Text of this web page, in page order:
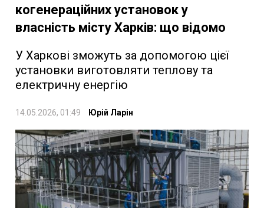
когенераційних установок у
власність місту Харків: що відомо
У Харкові зможуть за допомогою цієї
установки виготовляти теплову та
електричну енергію
14.05.2026, 01:49 Юрій Ларін